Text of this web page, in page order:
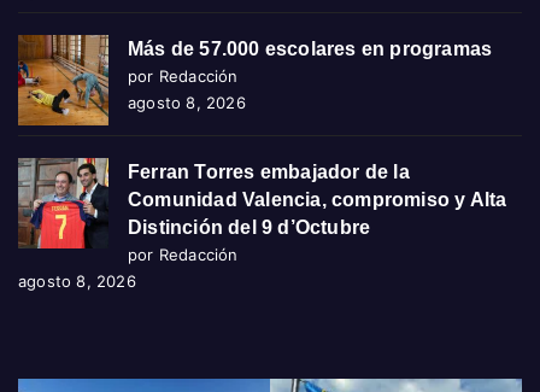
Más de 57.000 escolares en programas
por Redacción
agosto 8, 2026
Ferran Torres embajador de la
Comunidad Valencia, compromiso y Alta
Distinción del 9 d’Octubre
por Redacción
agosto 8, 2026